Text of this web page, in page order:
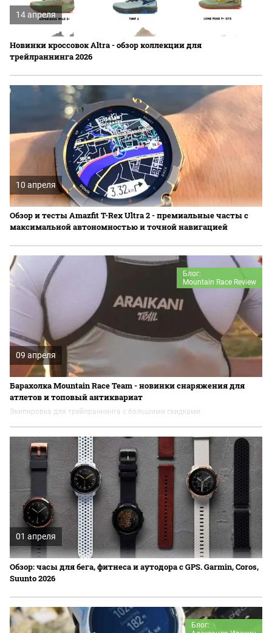
14 апреля
Новинки кроссовок Altra - обзор коллекции для
трейлраннинга 2026
10 апреля
Обзор и тесты Amazfit T-Rex Ultra 2 - премиальные часты с
максимальной автономностью и точной навигацией
09 апреля
Блог:
Mountain Race Review
Барахолка Mountain Race Team - новинки снаряжения для
атлетов и топовый антиквариат
Экипировка для трейлраннинга с большими скидками.
01 апреля
Обзор: часы для бега, фитнеса и аутодора с GPS. Garmin, Coros,
Suunto 2026
Блог: